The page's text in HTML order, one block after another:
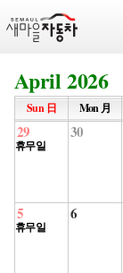
April 2026
Sun 日 Mon 月
29
휴무일
30
5
휴무일
6